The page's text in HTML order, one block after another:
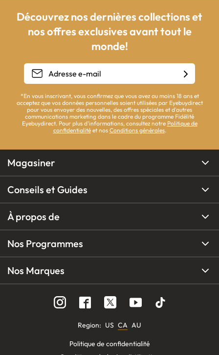
Découvrez nos dernières collections et
nos offres exclusives avant tout le
monde!
*En vous inscrivant, vous confirmez que vous avez au moins 18 ans et
acceptez que vos données personnelles soient utilisées par Eyebuydirect
pour vous envoyer des nouvelles, des offres spéciales et d'autres
communications marketing dans le cadre du programme Fidélité
Eyebuydirect. Pour plus d'informations, consultez notre Politique de
confidentialitéet nos Conditions générales.
Magasiner
Conseils et Guides
À propos de
Nos Programmes
Nos Marques
Region: US CA AU
Politique de confidentialité